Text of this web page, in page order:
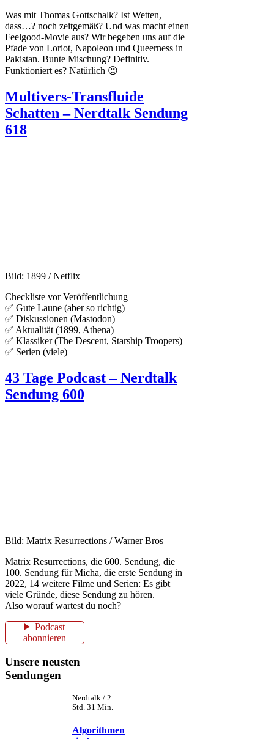
Was mit Thomas Gottschalk? Ist Wetten,
dass…? noch zeitgemäß? Und was macht einen
Feelgood-Movie aus? Wir begeben uns auf die
Pfade von Loriot, Napoleon und Queerness in
Pakistan. Bunte Mischung? Definitiv.
Funktioniert es? Natürlich 😉
Multivers-Transfluide
Schatten – Nerdtalk Sendung
618
Bild: 1899 / Netflix
Checkliste vor Veröffentlichung
✅ Gute Laune (aber so richtig)
✅ Diskussionen (Mastodon)
✅ Aktualität (1899, Athena)
✅ Klassiker (The Descent, Starship Troopers)
✅ Serien (viele)
43 Tage Podcast – Nerdtalk
Sendung 600
Bild: Matrix Resurrections / Warner Bros
Matrix Resurrections, die 600. Sendung, die
100. Sendung für Micha, die erste Sendung in
2022, 14 weitere Filme und Serien: Es gibt
viele Gründe, diese Sendung zu hören.
Also worauf wartest du noch?
Podcast
abonnieren
Unsere neusten
Sendungen
Nerdtalk / 2
Std. 31 Min.
Algorithmen